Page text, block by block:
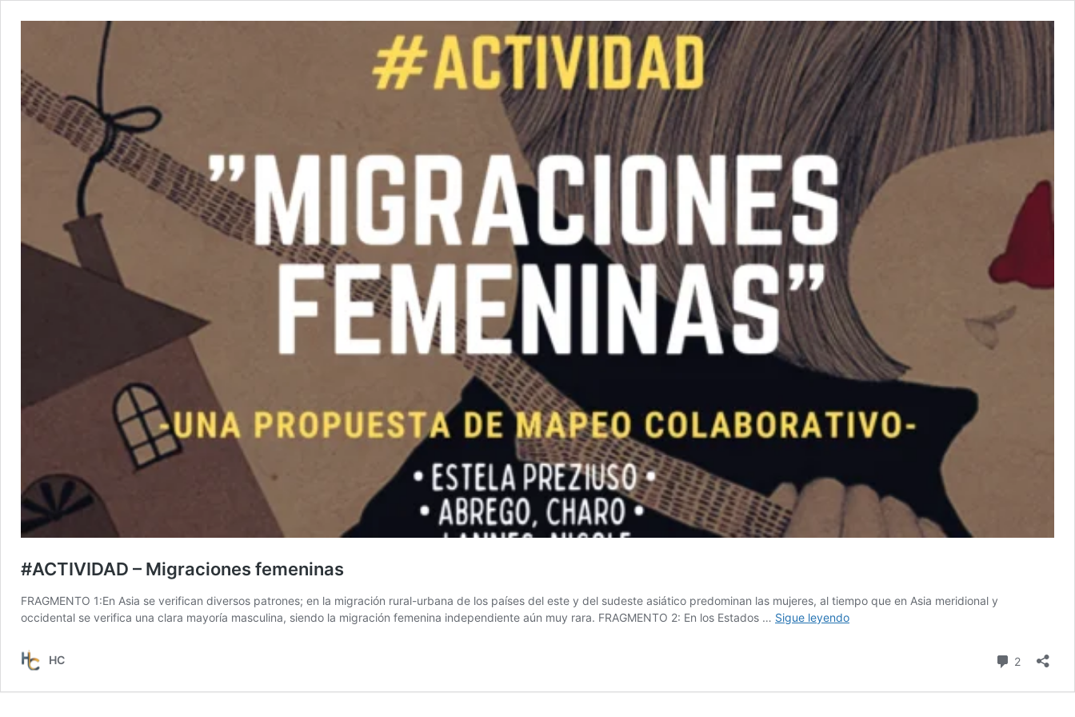
#ACTIVIDAD – Migraciones femeninas
FRAGMENTO 1:En Asia se verifican diversos patrones; en la migración rural-urbana de los países del este y del sudeste asiático predominan las mujeres, al tiempo que en Asia meridional y
occidental se verifica una clara mayoría masculina, siendo la migración femenina independiente aún muy rara. FRAGMENTO 2: En los Estados … Sigue leyendo#ACTIVIDAD
HC 2